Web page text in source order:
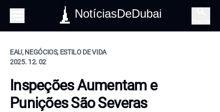
NotíciasDeDubai
EAU, NEGÓCIOS, ESTILO DE VIDA
2025. 12. 02
Inspeções Aumentam e
Punições São Severas